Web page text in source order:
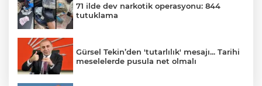
71 ilde dev narkotik operasyonu: 844
tutuklama
Gürsel Tekin’den 'tutarlılık' mesajı... Tarihi
meselelerde pusula net olmalı